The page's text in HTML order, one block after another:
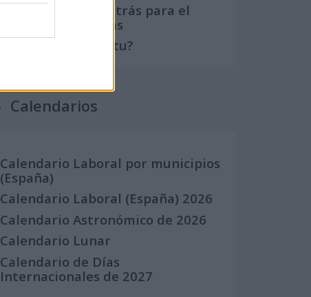
Crea una cuenta atrás para el
evento que quieras
¿Qué día crearías tu?
Calendarios
Calendario Laboral por municipios
(España)
Calendario Laboral (España) 2026
Calendario Astronómico de 2026
Calendario Lunar
Calendario de Días
Internacionales de 2027